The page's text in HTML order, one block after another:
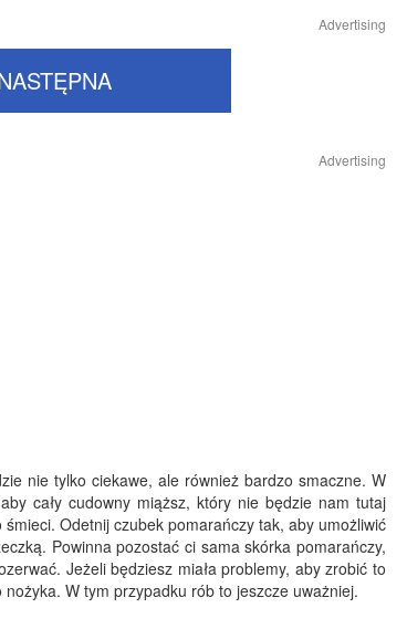
Advertising
Advertising
nie tylko ciekawe, ale również bardzo smaczne. W
cały cudowny miąższ, który nie będzie nam tutaj
Odetnij czubek pomarańczy tak, aby umożliwić
Powinna pozostać ci sama skórka pomarańczy,
Jeżeli będziesz miała problemy, aby zrobić to
W tym przypadku rób to jeszcze uważniej.